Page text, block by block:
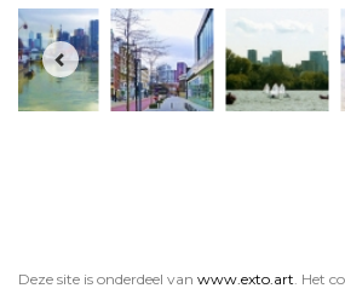
Deze site is onderdeel van www.exto.art . Het